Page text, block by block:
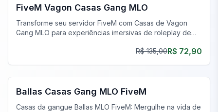
FiveM Vagon Casas Gang MLO
Transforme seu servidor FiveM com Casas de Vagon
Gang MLO para experiências imersivas de roleplay de
R$ 135,00R$ 72,90
FiveM Gangue MLO
Ballas Casas Gang MLO FiveM
Casas da gangue Ballas MLO FiveM: Mergulhe na vida de